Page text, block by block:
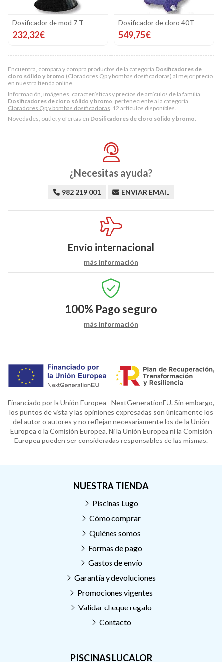
Encuentra, compara y compra productos de la categoría Dosificadores de
cloro sólido y bromo (Cloradores Qp y bombas dosificadoras) al mejor precio
en nuestra tienda online.
Información, imágenes, características y precios de artículos de la familia
Dosificadores de cloro sólido y bromo , perteneciente a la categoría
Cloradores Qp y bombas dosificadoras . 12 artículos disponibles.
Novedades, outlet y ofertas en Dosificadores de cloro sólido y bromo
Dosificador de mod 7 T
232,32€
Dosificador de cloro 40T
549,75€
¿Necesitas ayuda?
982 219 001 ENVIAR EMAIL
Envío internacional
más información
100% Pago seguro
más información
Financiado por la Unión Europea - NextGenerationEU. Sin embargo,
los puntos de vista y las opiniones expresadas son únicamente los
del autor o autores y no reflejan necesariamente los de la Unión
Europea o la Comisión Europea. Ni la Unión Europea ni la Comisión
Europea pueden ser consideradas responsables de las mismas.
PISCINAS LUCALOR
NUESTRA TIENDA
Piscinas Lugo
Cómo comprar
Quiénes somos
Formas de pago
Gastos de envío
Garantía y devoluciones
Promociones vigentes
Validar cheque regalo
Contacto